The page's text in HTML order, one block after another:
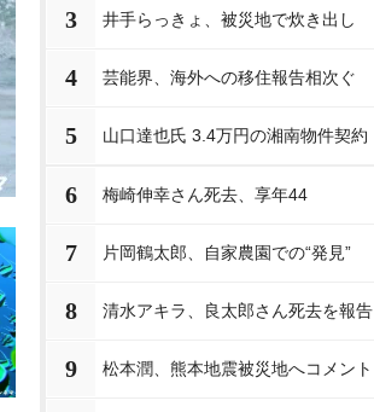
3 井手らっきょ、被災地で炊き出し
4 芸能界、海外への移住報告相次ぐ
5 山口達也氏 3.4万円の湘南物件契約
6 梅崎伸幸さん死去、享年44
7 片岡鶴太郎、自家農園での“発見”
8 清水アキラ、良太郎さん死去を報告
9 松本潤、熊本地震被災地へコメント